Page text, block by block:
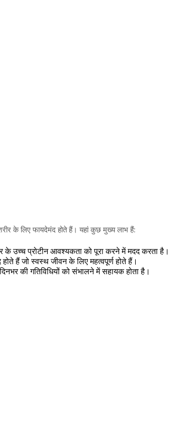
के लिए फायदेमंद होते हैं। यहां कुछ मुख्य लाभ हैं:
के उच्च प्रोटीन आवश्यकता को पूरा करने में मदद करता है।
हैं जो स्वस्थ जीवन के लिए महत्वपूर्ण होते हैं।
की गतिविधियों को संभालने में सहायक होता है।